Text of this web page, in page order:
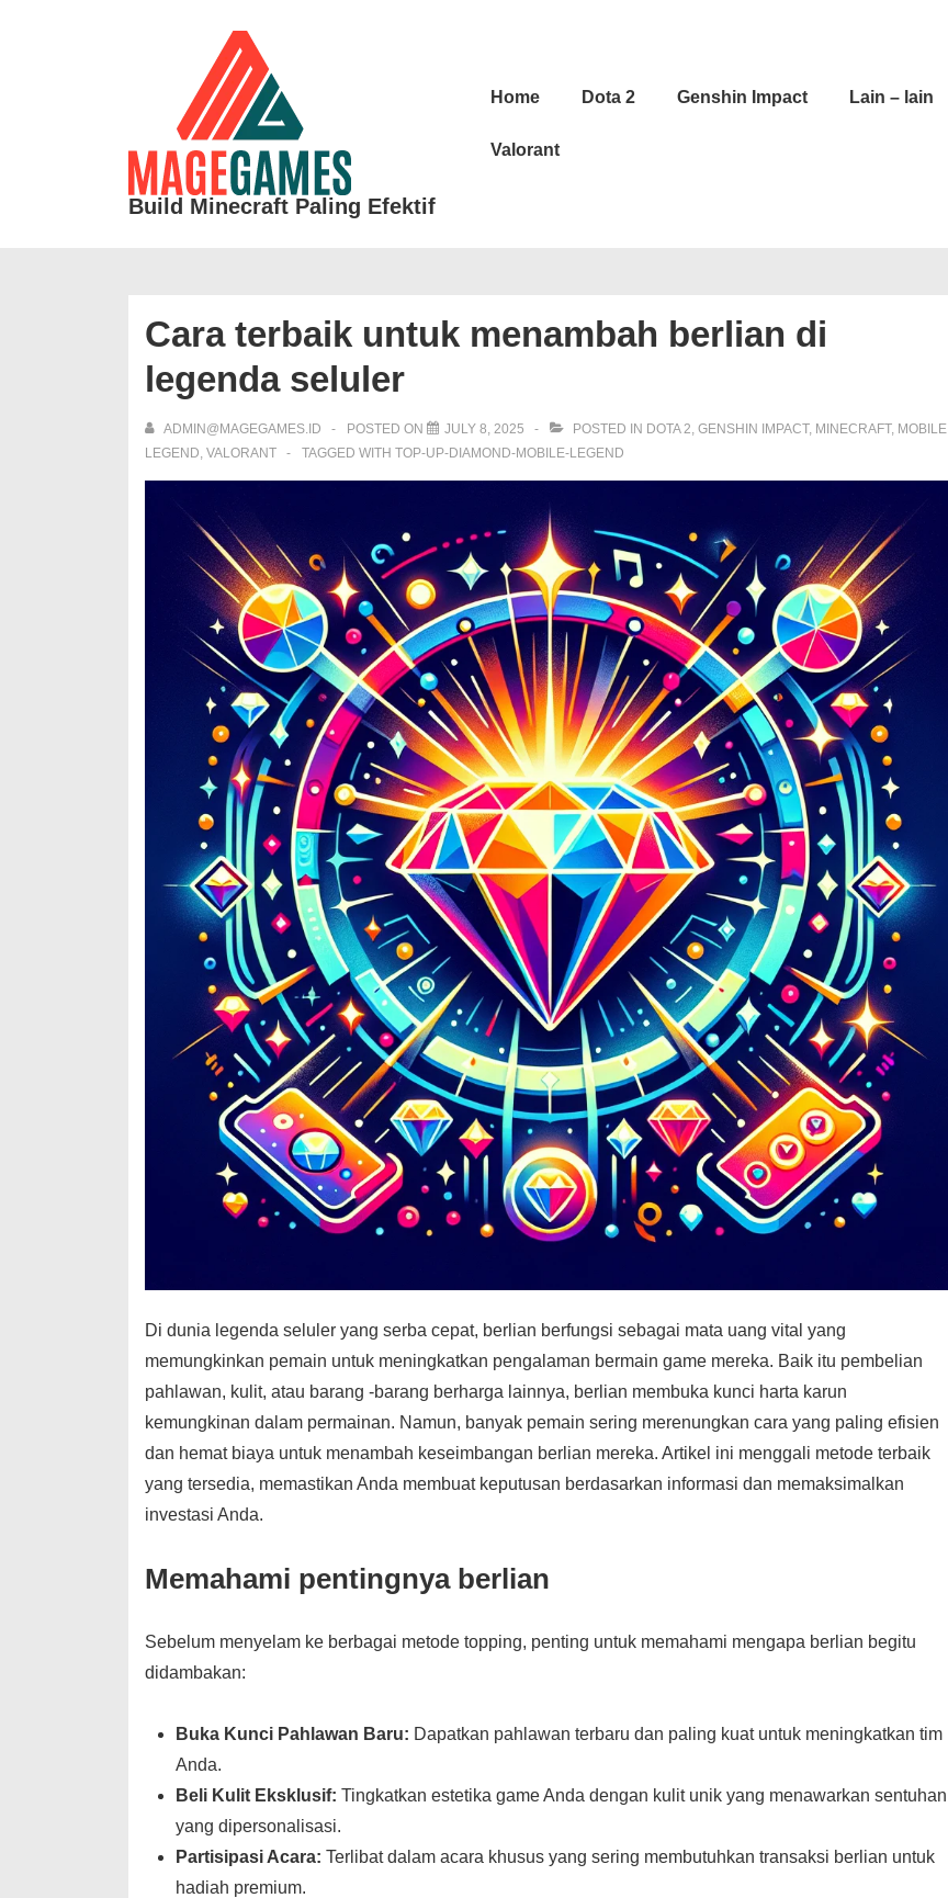
Build Minecraft Paling Efektif
Main
Home Dota 2 Genshin Impact Lain – lain
Valorant
Cara terbaik untuk menambah berlian di
legenda seluler
ADMIN@MAGEGAMES.ID POSTED ON JULY 8, 2025 POSTED IN DOTA 2, GENSHIN IMPACT, MINECRAFT, MOBILE
LEGEND, VALORANT TAGGED WITH TOP-UP-DIAMOND-MOBILE-LEGEND
Di dunia legenda seluler yang serba cepat, berlian berfungsi sebagai mata uang vital yang
memungkinkan pemain untuk meningkatkan pengalaman bermain game mereka. Baik itu pembelian
pahlawan, kulit, atau barang -barang berharga lainnya, berlian membuka kunci harta karun
kemungkinan dalam permainan. Namun, banyak pemain sering merenungkan cara yang paling efisien
dan hemat biaya untuk menambah keseimbangan berlian mereka. Artikel ini menggali metode terbaik
yang tersedia, memastikan Anda membuat keputusan berdasarkan informasi dan memaksimalkan
investasi Anda.
Memahami pentingnya berlian
Sebelum menyelam ke berbagai metode topping, penting untuk memahami mengapa berlian begitu
didambakan:
Buka Kunci Pahlawan Baru: Dapatkan pahlawan terbaru dan paling kuat untuk meningkatkan tim
Anda.
Beli Kulit Eksklusif: Tingkatkan estetika game Anda dengan kulit unik yang menawarkan sentuhan
yang dipersonalisasi.
Partisipasi Acara: Terlibat dalam acara khusus yang sering membutuhkan transaksi berlian untuk
hadiah premium.